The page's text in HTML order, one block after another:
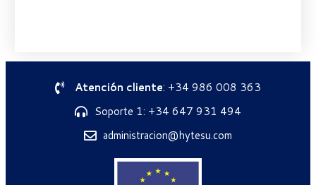
Atención cliente: +34 986 008 363
Soporte 1: +34 647 931 494
administracion@hytesu.com